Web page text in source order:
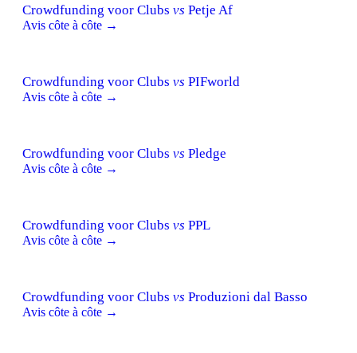
Crowdfunding voor Clubs vs Petje Af
Avis côte à côte →
Crowdfunding voor Clubs vs PIFworld
Avis côte à côte →
Crowdfunding voor Clubs vs Pledge
Avis côte à côte →
Crowdfunding voor Clubs vs PPL
Avis côte à côte →
Crowdfunding voor Clubs vs Produzioni dal Basso
Avis côte à côte →